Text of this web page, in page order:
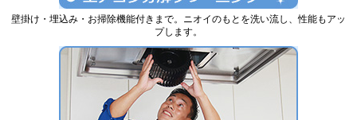
壁掛け・埋込み・お掃除機能付きまで。ニオイのもとを洗い流し、性能もアッ
プします。